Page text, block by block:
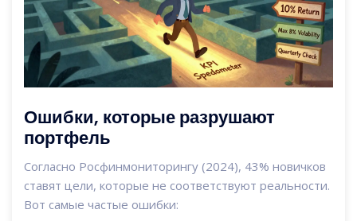
Ошибки, которые разрушают
портфель
Согласно Росфинмониторингу (2024), 43% новичков
ставят цели, которые не соответствуют реальности.
Вот самые частые ошибки: